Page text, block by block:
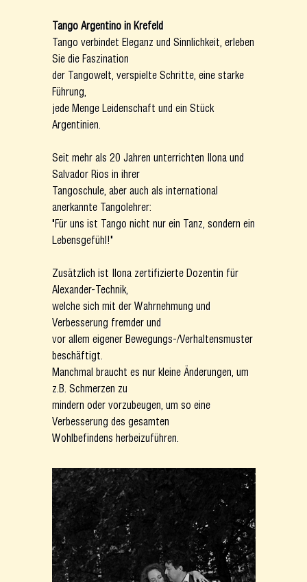
Tango Argentino in Krefeld
Tango verbindet Eleganz und Sinnlichkeit, erleben
Sie die Faszination
der Tangowelt, verspielte Schritte, eine starke
Führung,
jede Menge Leidenschaft und ein Stück
Argentinien.
Seit mehr als 20 Jahren unterrichten Ilona und
Salvador Rios in ihrer
Tangoschule, aber auch als international
anerkannte Tangolehrer:
"Für uns ist Tango nicht nur ein Tanz, sondern ein
Lebensgefühl!"
Zusätzlich ist Ilona zertifizierte Dozentin für
Alexander-Technik,
welche sich mit der Wahrnehmung und
Verbesserung fremder und
vor allem eigener Bewegungs-/Verhaltensmuster
beschäftigt.
Manchmal braucht es nur kleine Änderungen, um
z.B. Schmerzen zu
mindern oder vorzubeugen, um so eine
Verbesserung des gesamten
Wohlbefindens herbeizuführen.